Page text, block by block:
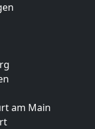
am Main